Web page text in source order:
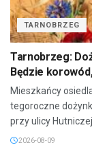
TARNOBRZEG
Tarnobrzeg:
Będzie
Mieszkańcy
tegoroczne
przy ulicy Hutniczej.
2026-08-09